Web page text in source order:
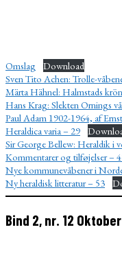
Omslag
Download
Sven Tito Achen: Trolle-
Märta Hähnel: Halmstads
Hans Krag: Slekten Ornings
Paul Adam 1902-1964, af
Heraldica varia – 29
Sir George Bellew: Heraldik i
Kommentarer og tilføjelser –
Nye kommunevåbener i
Ny heraldisk litteratur – 53
Bind 2, nr. 12